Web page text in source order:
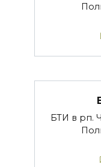
БТИ в рп.